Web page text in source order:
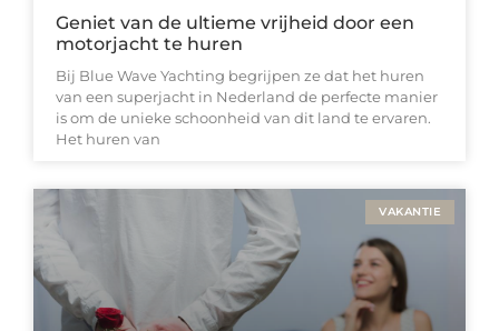
Geniet van de ultieme vrijheid door een
motorjacht te huren
Bij Blue Wave Yachting begrijpen ze dat het huren
van een superjacht in Nederland de perfecte manier
is om de unieke schoonheid van dit land te ervaren.
Het huren van
VAKANTIE